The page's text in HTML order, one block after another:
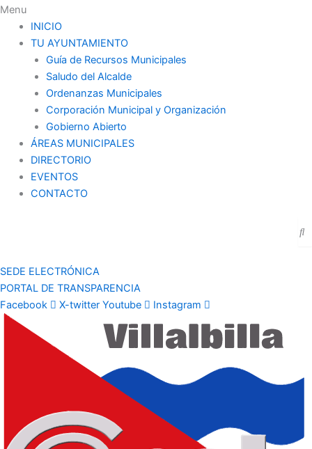
Menu
INICIO
TU AYUNTAMIENTO
Guía de Recursos Municipales
Saludo del Alcalde
Ordenanzas Municipales
Corporación Municipal y Organización
Gobierno Abierto
ÁREAS MUNICIPALES
DIRECTORIO
EVENTOS
CONTACTO
SEDE ELECTRÓNICA
PORTAL DE TRANSPARENCIA
Facebook
X-twitter Youtube Instagram